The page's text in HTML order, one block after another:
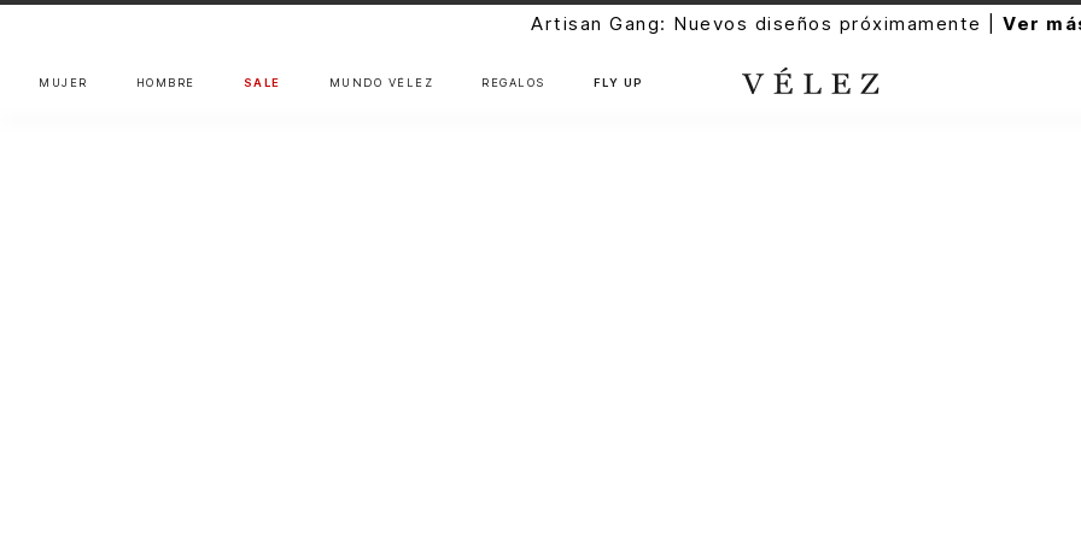
Artisan Gang: Nuevos diseños próximamente |Ver
MUJER HOMBRE SALE MUNDO VÉLEZ REGALOS FLY UP